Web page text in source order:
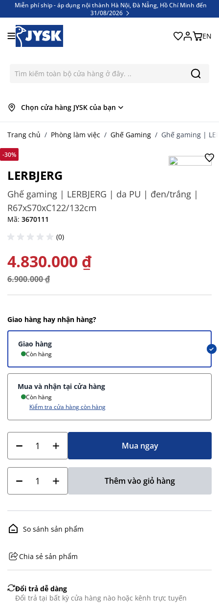
Miễn phí ship - áp dụng nội thành Hà Nội, Đà Nẵng, Hồ Chí Minh đến
31/08/2026
EN
Chọn cửa hàng JYSK của bạn
Trang chủ / Phòng làm việc / Ghế Gaming / Ghế gaming |
-30%
LERBJERG
Ghế gaming | LERBJERG | da PU | đen/trắng |
R67xS70xC122/132cm
Mã: 3670111
(0)
4.830.000 ₫
6.900.000 ₫
Giao hàng hay nhận hàng?
Giao hàng
Còn hàng
Mua và nhận tại cửa hàng
Còn hàng
Kiểm tra cửa hàng còn hàng
Mua ngay
Thêm vào giỏ hàng
So sánh sản phẩm
GHS07 - Advarsel
Chia sẻ sản phẩm
Đổi trả dễ dàng
Đổi trả tại bất kỳ cửa hàng nào hoặc kênh trực tuyến